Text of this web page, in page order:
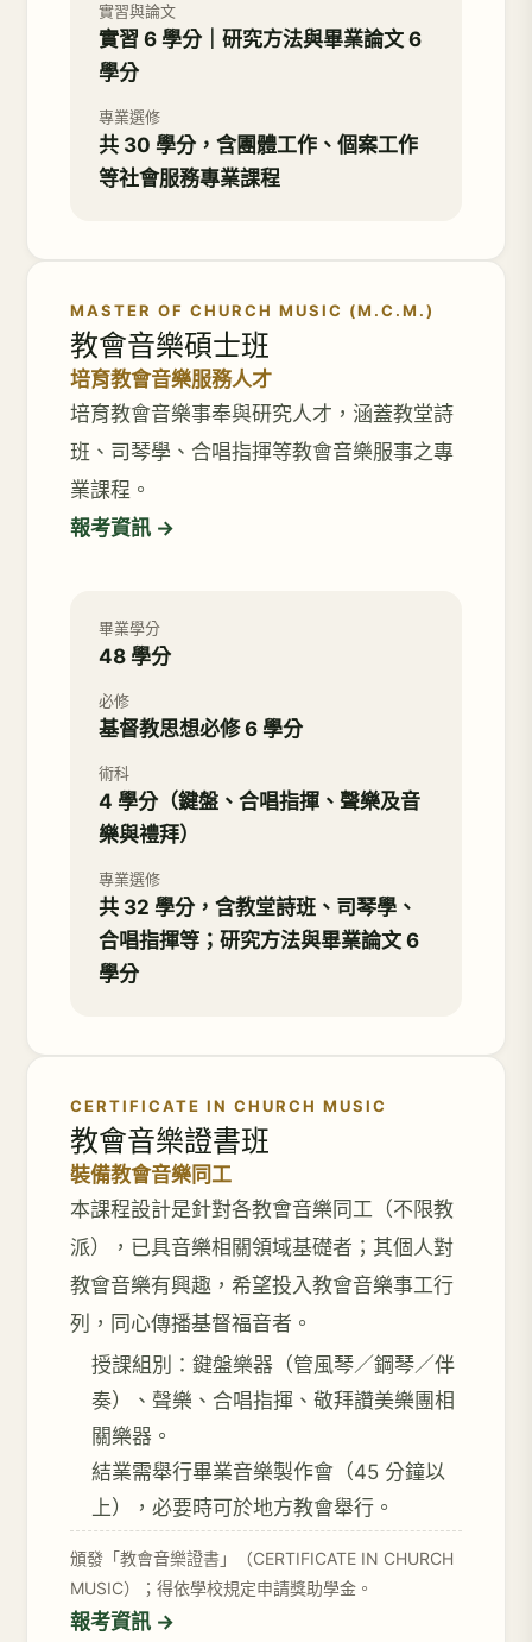
實習與論文
實習 6 學分｜研究方法與畢業論文 6
學分
專業選修
共 30 學分，含團體工作、個案工作
等社會服務專業課程
MASTER OF CHURCH MUSIC (M.C.M.)
教會音樂碩士班
培育教會音樂服務人才
培育教會音樂事奉與研究人才，涵蓋教堂詩
班、司琴學、合唱指揮等教會音樂服事之專
業課程。
報考資訊 →
畢業學分
48 學分
必修
基督教思想必修 6 學分
術科
4 學分（鍵盤、合唱指揮、聲樂及音
樂與禮拜）
專業選修
共 32 學分，含教堂詩班、司琴學、
合唱指揮等；研究方法與畢業論文 6
學分
CERTIFICATE IN CHURCH MUSIC
教會音樂證書班
裝備教會音樂同工
本課程設計是針對各教會音樂同工（不限教
派），已具音樂相關領域基礎者；其個人對
教會音樂有興趣，希望投入教會音樂事工行
列，同心傳播基督福音者。
授課組別：鍵盤樂器（管風琴／鋼琴／伴
奏）、聲樂、合唱指揮、敬拜讚美樂團相
關樂器。
結業需舉行畢業音樂製作會（45 分鐘以
上），必要時可於地方教會舉行。
頒發「教會音樂證書」（CERTIFICATE IN CHURCH
MUSIC）；得依學校規定申請獎助學金。
報考資訊 →